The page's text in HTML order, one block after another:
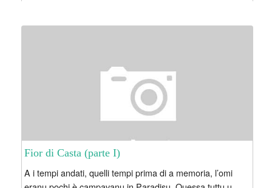
Fior di Casta (parte I)
A i tempi andati, quelli tempi prima di a memoria, l’omi